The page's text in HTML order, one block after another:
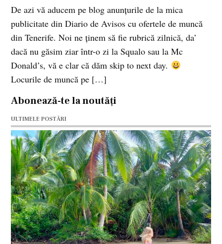
De azi vă aducem pe blog anunţurile de la mica
publicitate din Diario de Avisos cu ofertele de muncă
din Tenerife. Noi ne ţinem să fie rubrică zilnică, da’
dacă nu găsim ziar într-o zi la Squalo sau la Mc
Donald’s, vă e clar că dăm skip to next day.
Locurile de muncă pe […]
Abonează-te la noutăți
ULTIMELE POSTĂRI